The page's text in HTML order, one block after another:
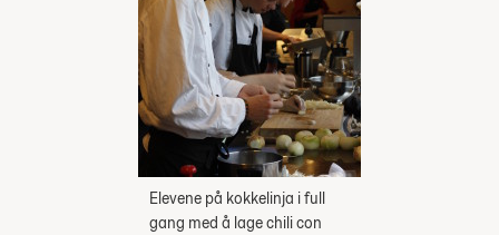
Elevene på kokkelinja i full
gang med å lage chili con